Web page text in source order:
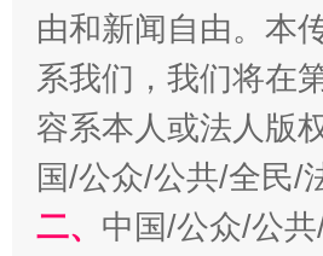
揭开“小金库”的免责幌子
由和新闻自由。本
系我们，我们将在
容系本人或法人版
国/公众/公共/全民/
二、 中国/公众/公